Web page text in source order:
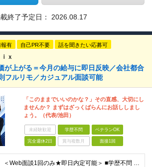
終了予定日： 2026.08.17
報有 自己PR不要 話を聞きたい応募可
ｘ
が上がる＝今月の給与に即日反映／会社都合
フルリモ／カジュアル面談可能
「このままでいいのかな？」その直感、大切にし
ませんか？ まずはざっくばらんにお話ししまし
ょう。（代表/池田）
未経験歓迎 学歴不問 ベテランOK
完全週休2日 賞与複数月 面接1回
＜Web面談1回のみ★即日内定可能＞ ■学歴不問 ■エンジニアとしての実務経験1年以上 （開発・インフラ・技術・工程など不問）